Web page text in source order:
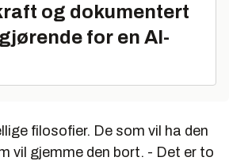
og dokumentert
for en AI-
filosofier. De som vil ha den
vil gjemme den bort. - Det er to